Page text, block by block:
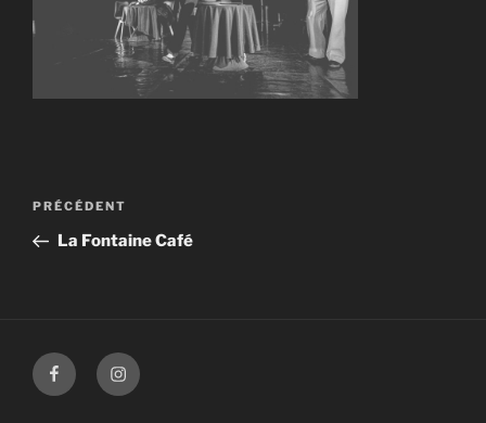
Navigation
l’article
Article
précédent
PRÉCÉDENT
La Fontaine Café
FacebookInstagram